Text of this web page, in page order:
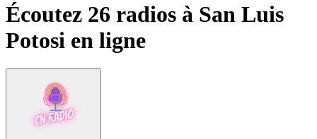
Écoutez 26 radios à San Luis
Potosi en ligne